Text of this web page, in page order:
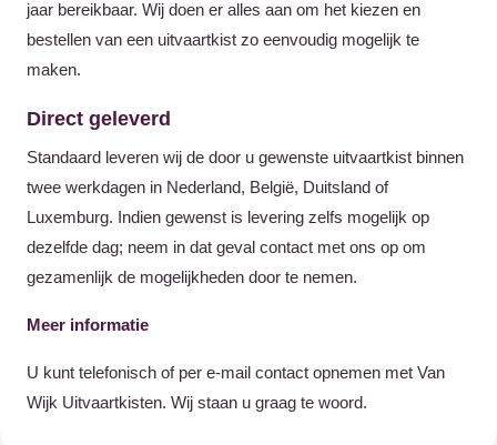
jaar bereikbaar. Wij doen er alles aan om het kiezen en
bestellen van een uitvaartkist zo eenvoudig mogelijk te
maken.
Direct geleverd
Standaard leveren wij de door u gewenste uitvaartkist binnen
twee werkdagen in Nederland, België, Duitsland of
Luxemburg. Indien gewenst is levering zelfs mogelijk op
dezelfde dag; neem in dat geval contact met ons op om
gezamenlijk de mogelijkheden door te nemen.
Meer informatie
U kunt telefonisch of per e-mail contact opnemen met Van
Wijk Uitvaartkisten. Wij staan u graag te woord.